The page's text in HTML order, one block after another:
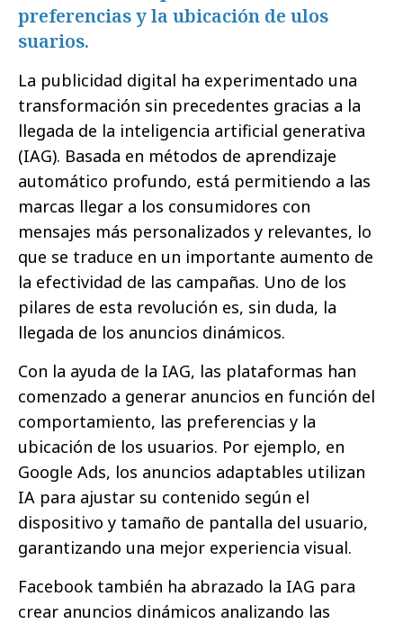
preferencias y la ubicación de ulos
suarios.
La publicidad digital ha experimentado una
transformación sin precedentes gracias a la
llegada de la inteligencia artificial generativa
(IAG). Basada en métodos de aprendizaje
automático profundo, está permitiendo a las
marcas llegar a los consumidores con
mensajes más personalizados y relevantes, lo
que se traduce en un importante aumento de
la efectividad de las campañas. Uno de los
pilares de esta revolución es, sin duda, la
llegada de los anuncios dinámicos.
Con la ayuda de la IAG, las plataformas han
comenzado a generar anuncios en función del
comportamiento, las preferencias y la
ubicación de los usuarios. Por ejemplo, en
Google Ads, los anuncios adaptables utilizan
IA para ajustar su contenido según el
dispositivo y tamaño de pantalla del usuario,
garantizando una mejor experiencia visual.
Facebook también ha abrazado la IAG para
crear anuncios dinámicos analizando las